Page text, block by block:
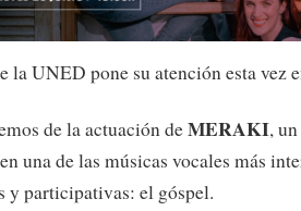
la UNED pone su atención esta vez
de la actuación deMERAKI,
una de las músicas vocales más
y participativas: el góspel.